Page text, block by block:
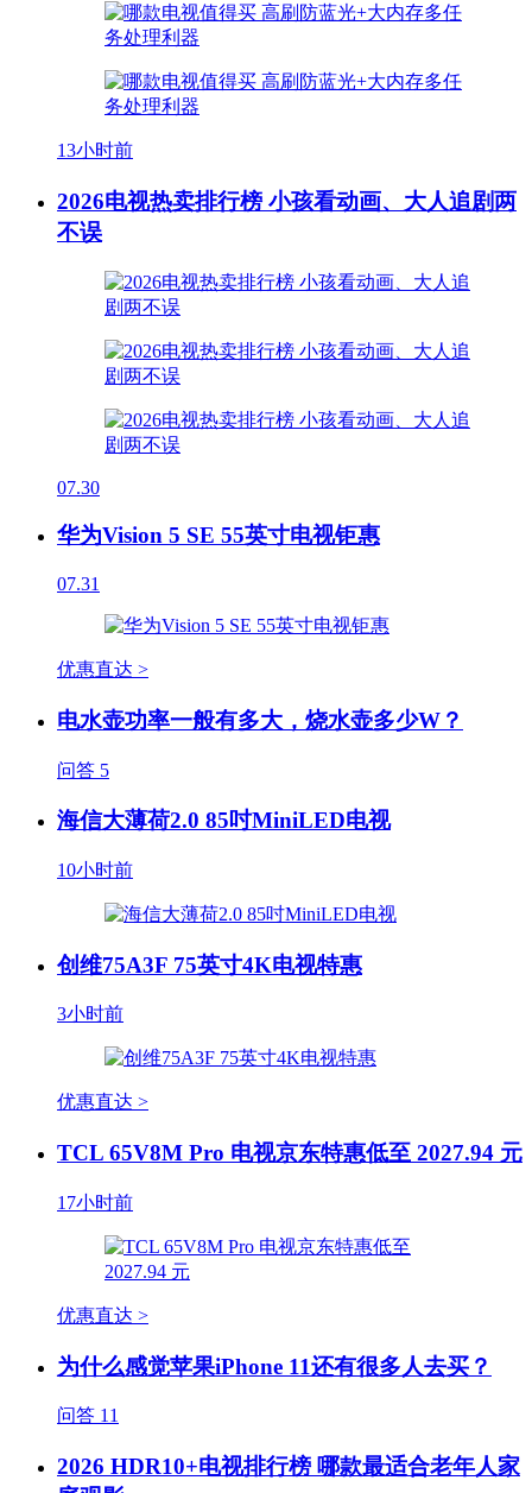
13小时前
2026电视热卖排行榜 小孩看动画、大人追剧两
不误
07.30
华为Vision 5 SE 55英寸电视钜惠
07.31
优惠直达 >
电水壶功率一般有多大，烧水壶多少W？
问答 5
海信大薄荷2.0 85吋MiniLED电视
10小时前
创维75A3F 75英寸4K电视特惠
3小时前
优惠直达 >
TCL 65V8M Pro 电视京东特惠低至 2027.94 元
17小时前
优惠直达 >
为什么感觉苹果iPhone 11还有很多人去买？
问答 11
2026 HDR10+电视排行榜 哪款最适合老年人家